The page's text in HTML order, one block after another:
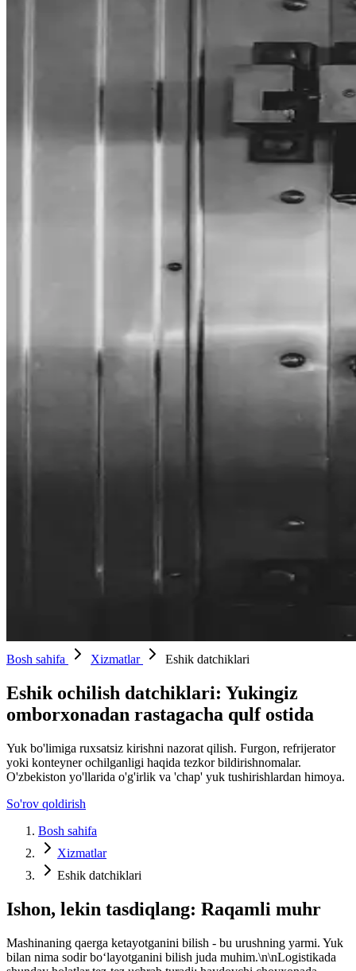
Bosh sahifa Xizmatlar Eshik datchiklari
Eshik ochilish datchiklari: Yukingiz
omborxonadan rastagacha qulf ostida
Yuk bo'limiga ruxsatsiz kirishni nazorat qilish. Furgon, refrijerator
yoki konteyner ochilganligi haqida tezkor bildirishnomalar.
O'zbekiston yo'llarida o'g'irlik va 'chap' yuk tushirishlardan himoya.
So'rov qoldirish
Bosh sahifa
Xizmatlar
Eshik datchiklari
Ishon, lekin tasdiqlang: Raqamli muhr
Mashinaning qaerga ketayotganini bilish - bu urushning yarmi. Yuk
bilan nima sodir bo‘layotganini bilish juda muhim.\n\nLogistikada